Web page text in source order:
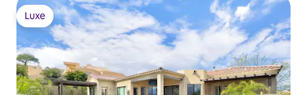
Luxe
Luxe